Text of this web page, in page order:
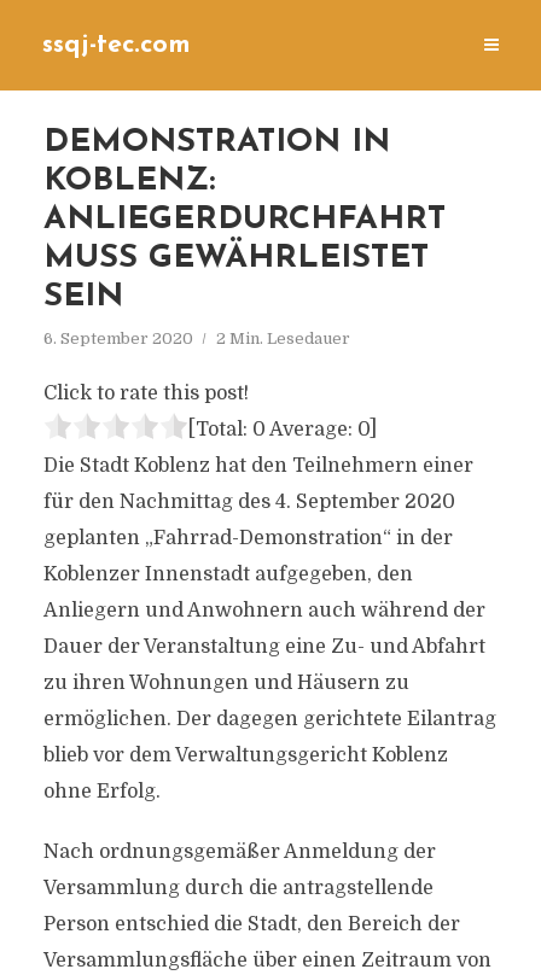
ssqj-tec.com
DEMONSTRATION IN
KOBLENZ:
ANLIEGERDURCHFAHRT
MUSS GEWÄHRLEISTET
SEIN
6. September 2020 2 Min. Lesedauer
Click to rate this post!
[Total: 0 Average: 0]
Die Stadt Koblenz hat den Teilnehmern einer
für den Nachmittag des 4. September 2020
geplanten „Fahrrad-Demonstration“ in der
Koblenzer Innenstadt aufgegeben, den
Anliegern und Anwohnern auch während der
Dauer der Veranstaltung eine Zu- und Abfahrt
zu ihren Wohnungen und Häusern zu
ermöglichen. Der dagegen gerichtete Eilantrag
blieb vor dem Verwaltungsgericht Koblenz
ohne Erfolg.
Nach ordnungsgemäßer Anmeldung der
Versammlung durch die antragstellende
Person entschied die Stadt, den Bereich der
Versammlungsfläche über einen Zeitraum von